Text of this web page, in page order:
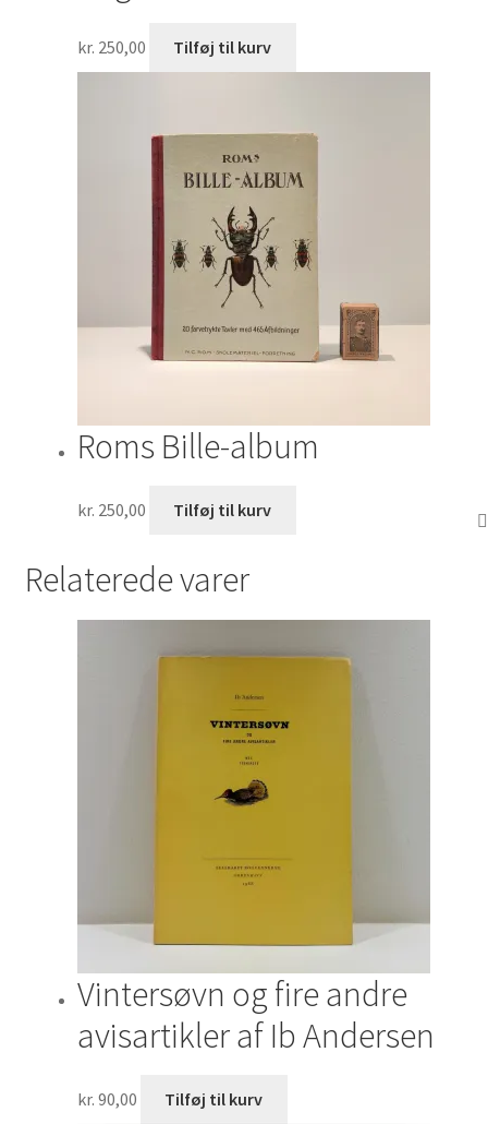
kr. 250,00 Tilføj til kurv
Roms Bille-album
kr. 250,00 Tilføj til kurv
Relaterede varer
Vintersøvn og fire andre
avisartikler af Ib Andersen
kr. 90,00 Tilføj til kurv